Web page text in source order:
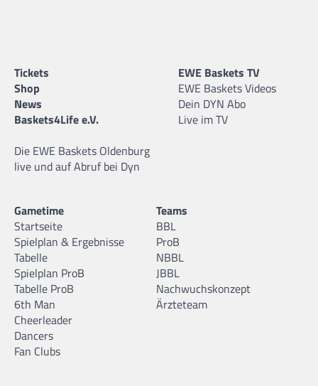
Tickets
Shop
News
Baskets4Life e.V.
Die EWE Baskets Oldenburg
live und auf Abruf bei Dyn
EWE Baskets TV
EWE Baskets Videos
Dein DYN Abo
Live im TV
Gametime
Startseite
Spielplan & Ergebnisse
Tabelle
Spielplan ProB
Tabelle ProB
6th Man
Cheerleader
Dancers
Fan Clubs
Teams
BBL
ProB
NBBL
JBBL
Nachwuchskonzept
Ärzteteam